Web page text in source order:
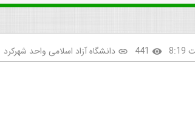
visibility
441
link دانشگاه آزاد اسلامی واحد شهرکرد